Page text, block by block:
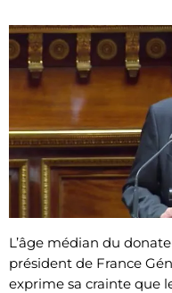
L’âge médian du
président de France
exprime sa crainte que